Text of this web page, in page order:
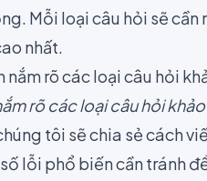
Mỗi loại câu hỏi sẽ
nhất.
rõ các loại câu hỏi
tôi sẽ chia sẻ cách
lỗi phổ biến cần tránh